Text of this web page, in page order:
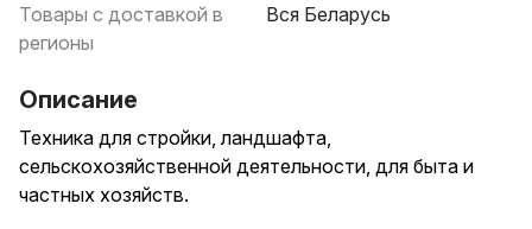
Товары с доставкой в
регионы
Вся Беларусь
Описание
Техника для стройки, ландшафта,
сельскохозяйственной деятельности, для быта и
частных хозяйств.